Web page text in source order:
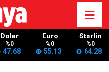
Dolar
%0
47.68
Euro
%0
55.13
Sterlin
%0
64.28